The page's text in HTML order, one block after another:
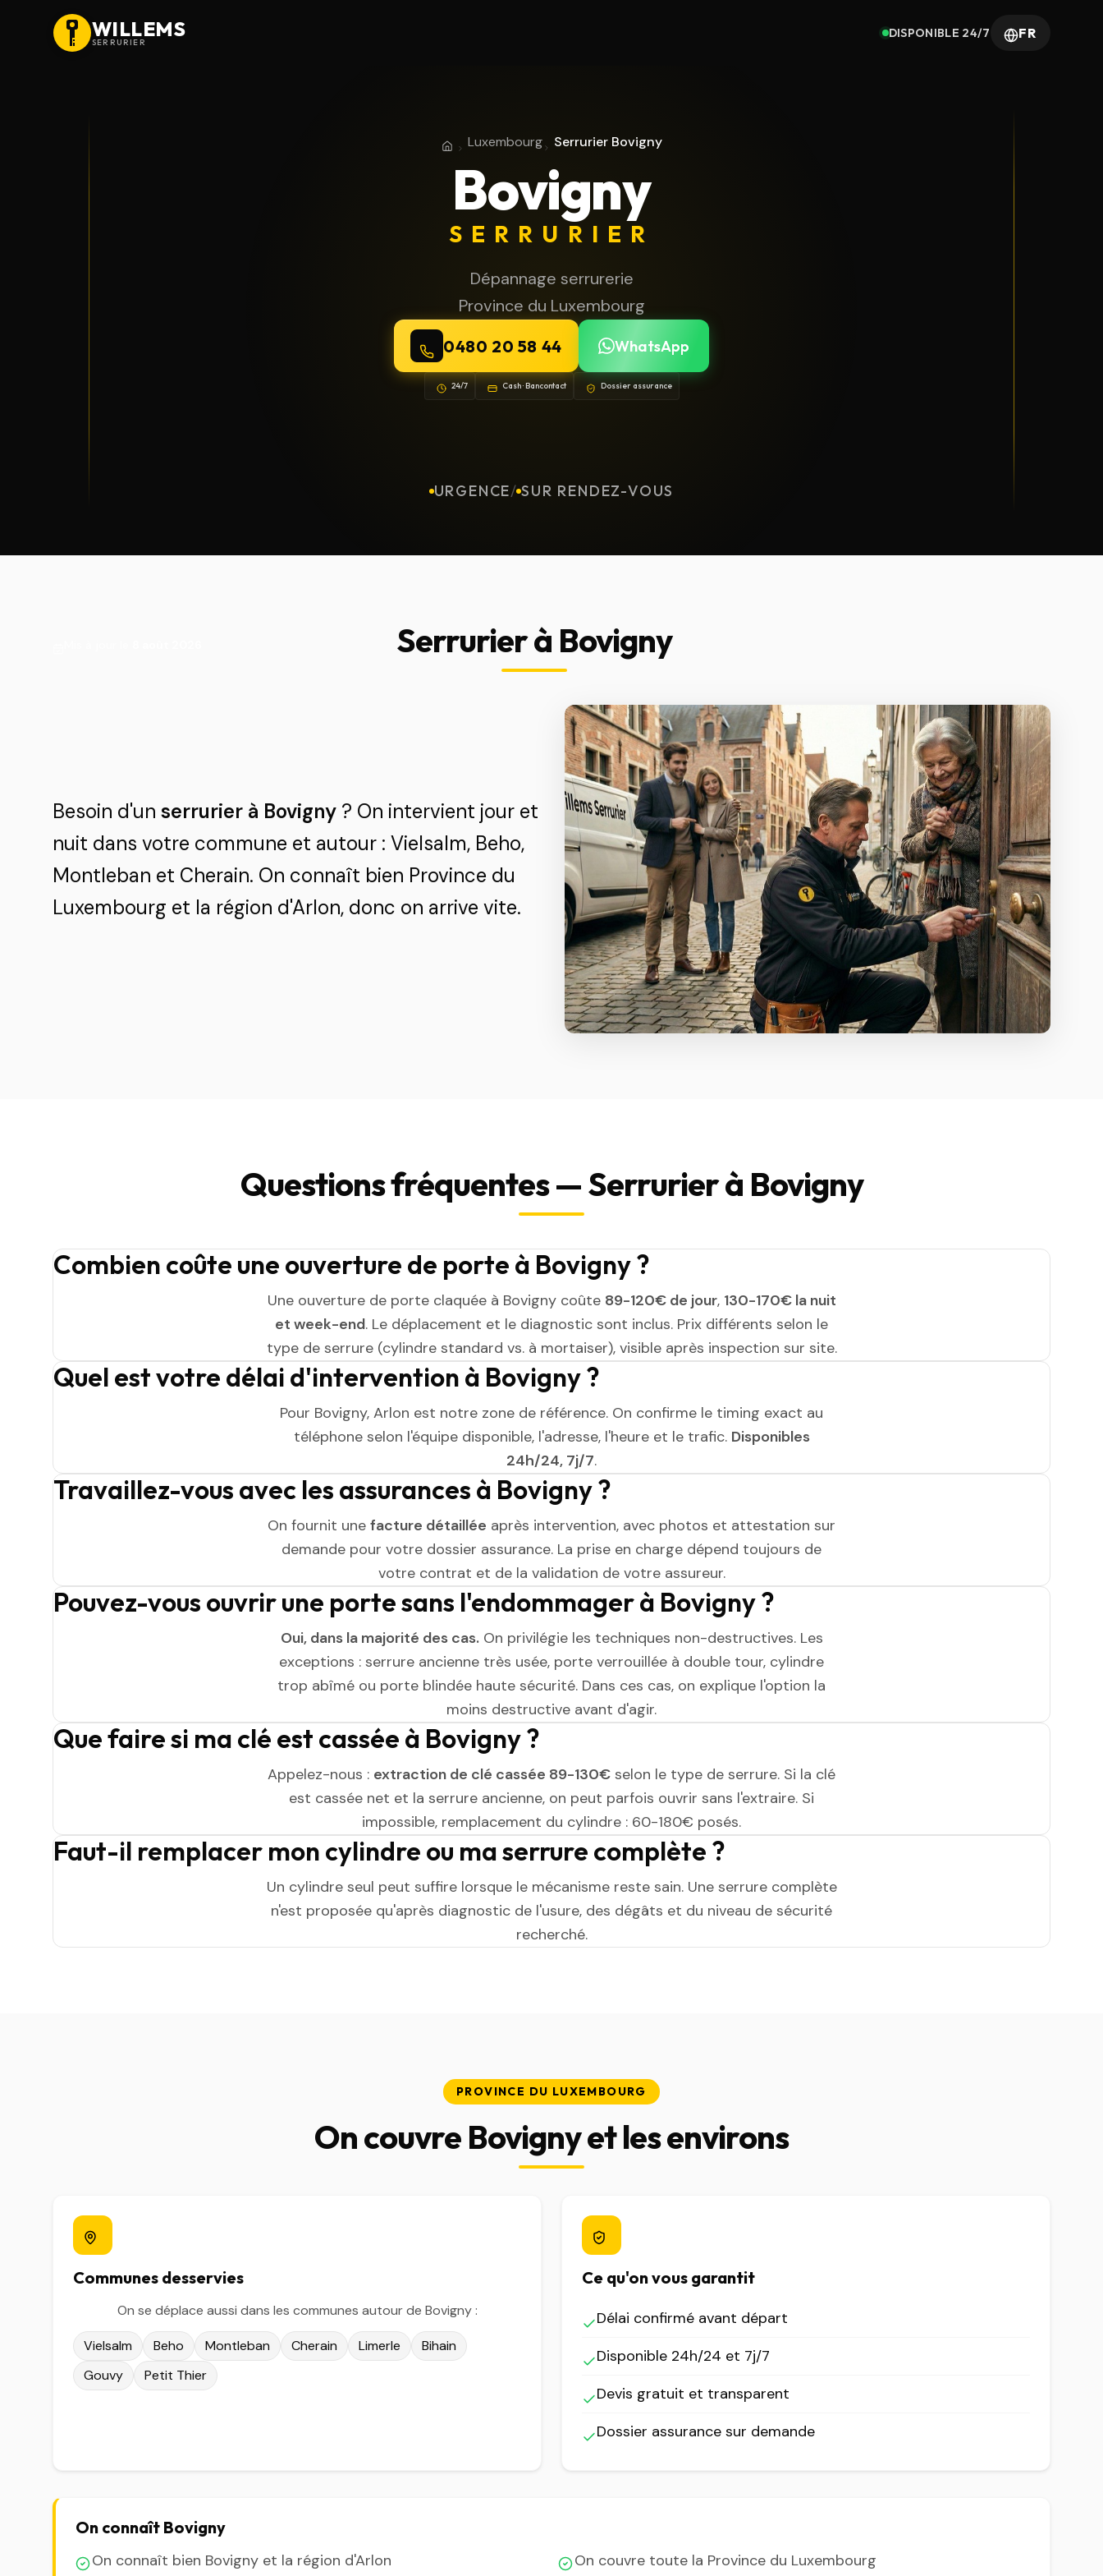
WILLEMS
SERRURIER
DISPONIBLE 24/7 FR
AccueilProvince du Luxembourg
Luxembourg Serrurier Bovigny
Bovigny
SERRURIER
Dépannage serrurerie
Province du Luxembourg
0480 20 58 44 WhatsApp
24/7 Cash · Bancontact Dossier assurance
URGENCE/ SUR RENDEZ-VOUS
Serrurier à Bovigny
Besoin d'un serrurier à Bovigny ? On intervient jour et
nuit dans votre commune et autour : Vielsalm, Beho,
Montleban et Cherain. On connaît bien Province du
Luxembourg et la région d'Arlon, donc on arrive vite.
Questions fréquentes — Serrurier à Bovigny
Combien coûte une ouverture de porte à Bovigny ?
Une ouverture de porte claquée à Bovigny coûte 89-120€ de jour, 130-170€ la nuit
et week-end. Le déplacement et le diagnostic sont inclus. Prix différents selon le
type de serrure (cylindre standard vs. à mortaiser), visible après inspection sur site.
Quel est votre délai d'intervention à Bovigny ?
Pour Bovigny, Arlon est notre zone de référence. On confirme le timing exact au
téléphone selon l'équipe disponible, l'adresse, l'heure et le trafic. Disponibles
24h/24, 7j/7.
Travaillez-vous avec les assurances à Bovigny ?
On fournit une facture détaillée après intervention, avec photos et attestation sur
demande pour votre dossier assurance. La prise en charge dépend toujours de
votre contrat et de la validation de votre assureur.
Pouvez-vous ouvrir une porte sans l'endommager à Bovigny ?
Oui, dans la majorité des cas.On privilégie les techniques non-destructives. Les
exceptions : serrure ancienne très usée, porte verrouillée à double tour, cylindre
trop abîmé ou porte blindée haute sécurité. Dans ces cas, on explique l'option la
moins destructive avant d'agir.
Que faire si ma clé est cassée à Bovigny ?
Appelez-nous : extraction de clé cassée 89-130€ selon le type de serrure. Si la clé
est cassée net et la serrure ancienne, on peut parfois ouvrir sans l'extraire. Si
impossible, remplacement du cylindre : 60-180€ posés.
Faut-il remplacer mon cylindre ou ma serrure complète ?
Un cylindre seul peut suffire lorsque le mécanisme reste sain. Une serrure complète
n'est proposée qu'après diagnostic de l'usure, des dégâts et du niveau de sécurité
recherché.
PROVINCE DU LUXEMBOURG
On couvre Bovigny et les environs
Communes desservies
On se déplace aussi dans les communes autour de Bovigny :
Vielsalm Beho Montleban Cherain Limerle
Bihain
Gouvy
Petit Thier
Ce qu'on vous garantit
Délai confirmé avant départ
Disponible 24h/24 et 7j/7
Devis gratuit et transparent
Dossier assurance sur demande
On connaît Bovigny
On connaît bien Bovigny et la région d'Arlon
On couvre toute la Province du Luxembourg